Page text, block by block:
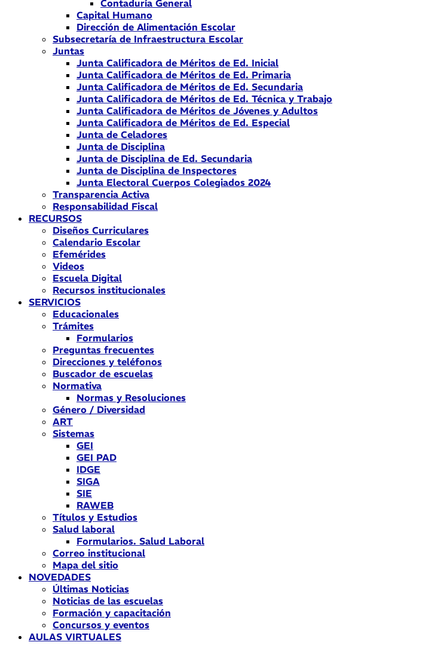
Contaduría General
Capital Humano
Dirección de Alimentación Escolar
Subsecretaría de Infraestructura Escolar
Juntas
Junta Calificadora de Méritos de Ed. Inicial
Junta Calificadora de Méritos de Ed. Primaria
Junta Calificadora de Méritos de Ed. Secundaria
Junta Calificadora de Méritos de Ed. Técnica y Trabajo
Junta Calificadora de Méritos de Jóvenes y Adultos
Junta Calificadora de Méritos de Ed. Especial
Junta de Celadores
Junta de Disciplina
Junta de Disciplina de Ed. Secundaria
Junta de Disciplina de Inspectores
Junta Electoral Cuerpos Colegiados 2024
Transparencia Activa
Responsabilidad Fiscal
RECURSOS
Diseños Curriculares
Calendario Escolar
Efemérides
Videos
Escuela Digital
Recursos institucionales
SERVICIOS
Educacionales
Trámites
Formularios
Preguntas frecuentes
Direcciones y teléfonos
Buscador de escuelas
Normativa
Normas y Resoluciones
Género / Diversidad
ART
Sistemas
GEI
GEI PAD
IDGE
SIGA
SIE
RAWEB
Títulos y Estudios
Salud laboral
Formularios. Salud Laboral
Correo institucional
Mapa del sitio
NOVEDADES
Últimas Noticias
Noticias de las escuelas
Formación y capacitación
Concursos y eventos
AULAS VIRTUALES